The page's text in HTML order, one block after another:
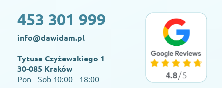
453 301 999
info@dawidam.pl
Tytusa Czyżewskiego 1
30-085 Kraków
Pon - Sob 10:00 - 18:00